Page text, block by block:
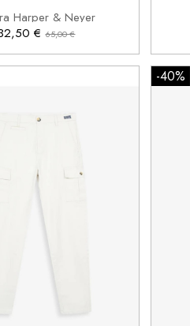
Harper & Neyer
€65,00 €
Añadir al carrito
-40%